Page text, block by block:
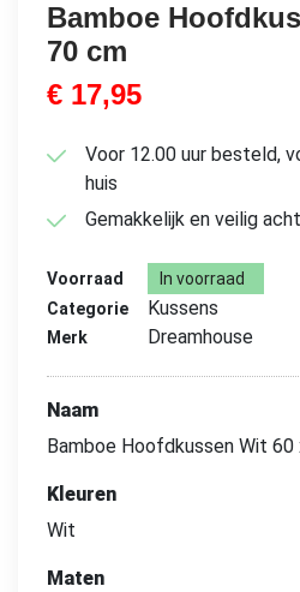
Bamboe
70 cm
€ 17,95
Voor 12.00 uur besteld,
huis
Gemakkelijk en veilig
Voorraad
In voorraad
Categorie
Kussens
Merk Dreamhouse
Naam
Bamboe Hoofdkussen Wit 60
Kleuren
Wit
Maten